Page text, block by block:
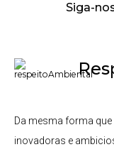
Siga-
Da mesma forma
inovadoras e